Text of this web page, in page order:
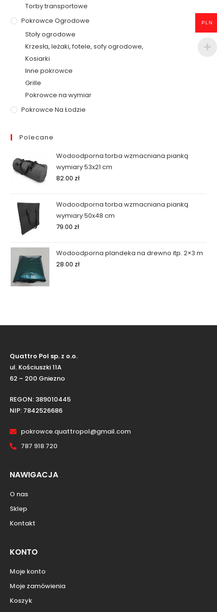
Torby transportowe
Pokrowce Ogrodowe
Stoły ogrodowe
Krzesła, leżaki, fotele, sofy ogrodowe,
Kosiarki
Inne pokrowce
Grille
Pokrowce na wymiar
Pokrowce Na Łodzie
Polecane
Wodoodporna torba wzmacniana pianką
wymiary 53x21 cm
82.00 zł
Wodoodporna torba wzmacniana pianką
wymiary 50x48 cm
79.00 zł
Wodoodporna plandeka na drewno itp. 2×3 m
28.00 zł
Quattro Pol sp. z o.o.
ul. Kościuszki 11A
62 – 200 Gniezno
REGON: 389010445
NIP: 7842526686
pokrowce.quattropol@gmail.com
787 918 720
NAWIGACJA
O nas
Sklep
Kontakt
KONTO
Moje konto
Moje zamówienia
Koszyk
PLN